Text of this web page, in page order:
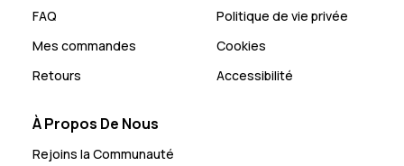
FAQ
Mes commandes
Retours
Politique de vie privée
Cookies
Accessibilité
À Propos De Nous
Rejoins la Communauté